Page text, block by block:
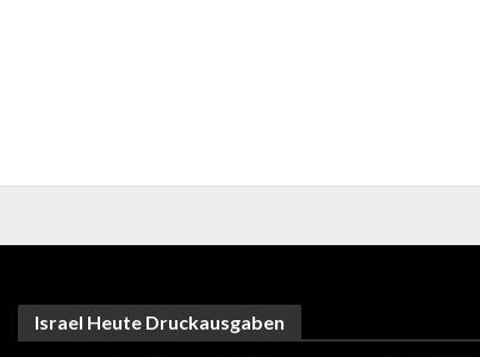
Israel Heute Druckausgaben